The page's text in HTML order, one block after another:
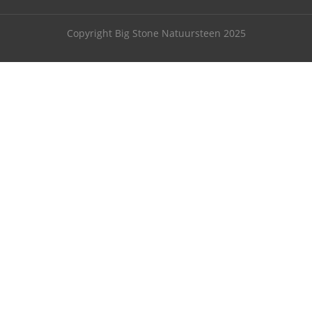
Copyright Big Stone Natuursteen 2025